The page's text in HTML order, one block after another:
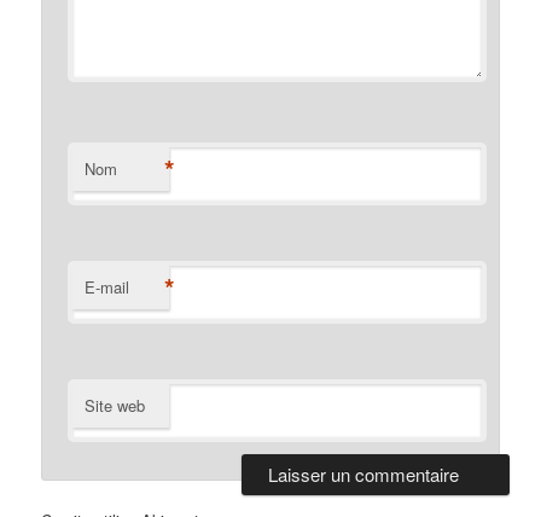
Nom *
E-mail *
Site web